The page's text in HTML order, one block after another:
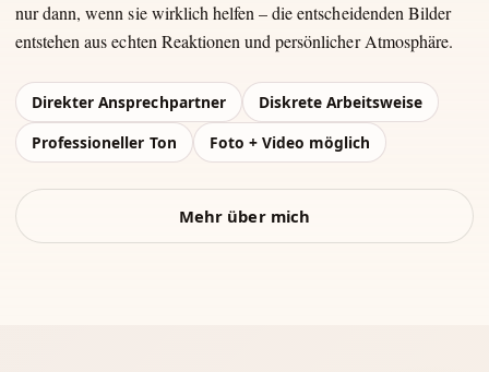
nur dann, wenn sie wirklich helfen – die entscheidenden Bilder
entstehen aus echten Reaktionen und persönlicher Atmosphäre.
Direkter Ansprechpartner
Diskrete Arbeitsweise
Professioneller Ton
Foto + Video möglich
Mehr über mich